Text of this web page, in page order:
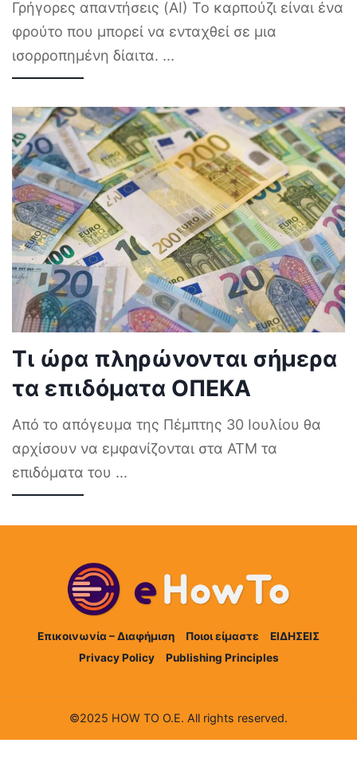
Γρήγορες απαντήσεις (AI) Το καρπούζι είναι ένα
φρούτο που μπορεί να ενταχθεί σε μια
ισορροπημένη δίαιτα. ...
Τι ώρα πληρώνονται σήμερα
τα επιδόματα ΟΠΕΚΑ
Από το απόγευμα της Πέμπτης 30 Ιουλίου θα
αρχίσουν να εμφανίζονται στα ΑΤΜ τα
επιδόματα του ...
Επικοινωνία – Διαφήμιση Ποιοι είμαστε
ΕΙΔΗΣΕΙΣ
Privacy Policy
Publishing Principles
©2025 HOW TO Ο.Ε. All rights reserved.